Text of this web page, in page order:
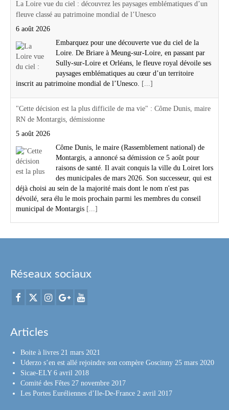
La Loire vue du ciel : découvrez les paysages emblématiques d’un
fleuve classé au patrimoine mondial de l’Unesco
6 août 2026
Embarquez pour une découverte vue du ciel de la
Loire. De Briare à Meung-sur-Loire, en passant par
Sully-sur-Loire et Orléans, le fleuve royal dévoile ses
paysages emblématiques au cœur d’un territoire
inscrit au patrimoine mondial de l’Unesco. [...]
"Cette décision est la plus difficile de ma vie" : Côme Dunis, maire
RN de Montargis, démissionne
5 août 2026
Côme Dunis, le maire (Rassemblement national) de
Montargis, a annoncé sa démission ce 5 août pour
raisons de santé. Il avait conquis la ville du Loiret lors
des municipales de mars 2026. Son successeur, qui est
déjà choisi au sein de la majorité mais dont le nom n'est pas
dévoilé, sera élu le mois prochain parmi les membres du conseil
municipal de Montargis [...]
Réseaux sociaux
Articles
Boite à livres 21 mars 2021
Uderzo s’en est allé rejoindre son compère Goscinny 25 mars 2020
Sicae-ELY 6 avril 2018
Comité des Fêtes 27 novembre 2017
Les Portes Euréliennes d’Ile-De-France 2 avril 2017